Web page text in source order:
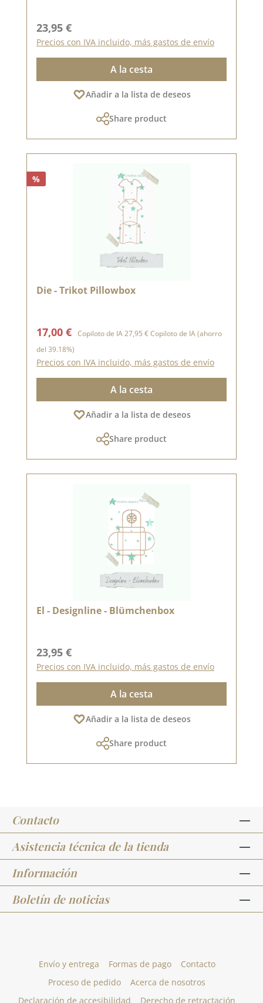
Precio normal:
23,95 €
Precios con IVA incluido, más gastos de envío
A la cesta
Añadir a la lista de deseos
Share product
%
Die - Trikot Pillowbox
Precio de venta:
17,00 € Copiloto de IA Precio normal:
27,95 €Copiloto de IA(ahorro
del 39.18%)
Precios con IVA incluido, más gastos de envío
A la cesta
Añadir a la lista de deseos
Share product
El - Designline - Blümchenbox
Precio normal:
23,95 €
Precios con IVA incluido, más gastos de envío
A la cesta
Añadir a la lista de deseos
Share product
Contacto
Asistencia técnica de la tienda
Información
Boletín de noticias
Envío y entrega Formas de pago
Contacto
Proceso de pedido
Acerca de nosotros
Declaración de accesibilidad
Derecho de retractación